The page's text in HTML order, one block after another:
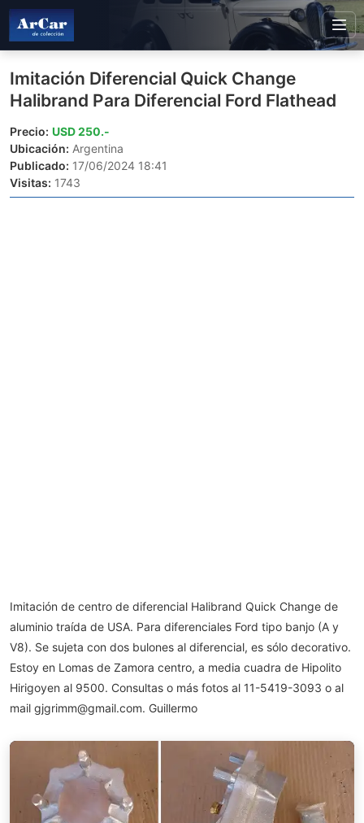
Imitación Diferencial Quick Change
Halibrand Para Diferencial Ford Flathead
Precio: USD 250.-
Ubicación: Argentina
Publicado: 17/06/2024 18:41
Visitas: 1743
Imitación de centro de diferencial Halibrand Quick Change de
aluminio traída de USA. Para diferenciales Ford tipo banjo (A y
V8). Se sujeta con dos bulones al diferencial, es sólo decorativo.
Estoy en Lomas de Zamora centro, a media cuadra de Hipolito
Hirigoyen al 9500. Consultas o más fotos al 11-5419-3093 o al
mail gjgrimm@gmail.com. Guillermo